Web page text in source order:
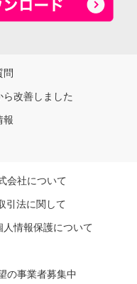
問
ら改善しました
報
会社について
引法に関して
人情報保護について
の事業者募集中